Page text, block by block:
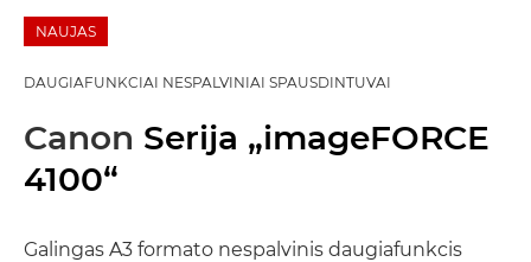
NAUJAS
DAUGIAFUNKCIAI NESPALVINIAI SPAUSDINTUVAI
Canon Serija „imageFORCE
4100“
Galingas A3 formato nespalvinis daugiafunkcis